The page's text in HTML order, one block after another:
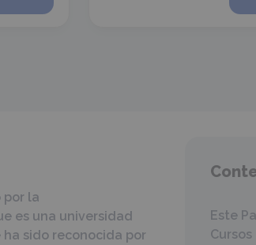
por la
es una universidad
sido reconocida por
Este